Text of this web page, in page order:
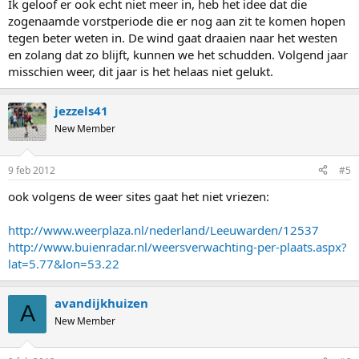
Ik geloof er ook echt niet meer in, heb het idee dat die
zogenaamde vorstperiode die er nog aan zit te komen hopen
tegen beter weten in. De wind gaat draaien naar het westen
en zolang dat zo blijft, kunnen we het schudden. Volgend jaar
misschien weer, dit jaar is het helaas niet gelukt.
jezzels41
New Member
9 feb 2012 #5
ook volgens de weer sites gaat het niet vriezen:
http://www.weerplaza.nl/nederland/Leeuwarden/12537
http://www.buienradar.nl/weersverwachting-per-plaats.aspx?
lat=5.77&lon=53.22
A avandijkhuizen
New Member